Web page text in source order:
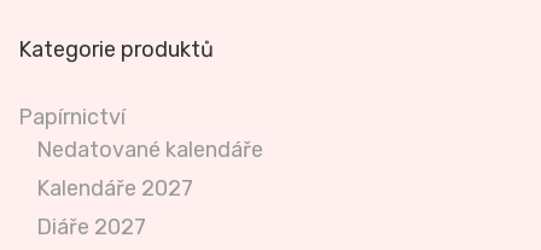
Kategorie produktů
Papírnictví
Nedatované kalendáře
Kalendáře 2027
Diáře 2027